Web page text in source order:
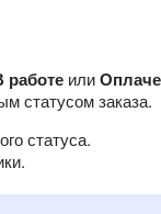
работе или
статусом заказа.
статуса.